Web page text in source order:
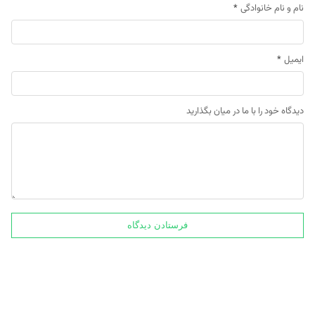
نام و نام خانوادگی *
ایمیل *
دیدگاه خود را با ما در میان بگذارید